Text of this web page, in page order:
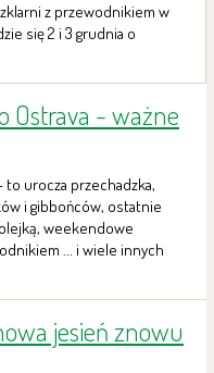
z przewodnikiem w
się 2 i 3 grudnia o
Ostrava - ważne
to urocza przechadzka,
i gibbońców, ostatnie
weekendowe
... i wiele innych
jesień znowu